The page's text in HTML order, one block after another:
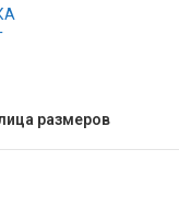
размеров